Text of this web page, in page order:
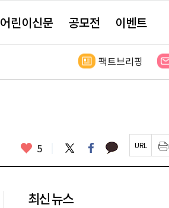
어린이신문 공모전 이벤트
팩트브리핑
좋
요
5 트
위
터
페
이
스
카
카 페
이
지
인
쇄
하
최신 뉴스